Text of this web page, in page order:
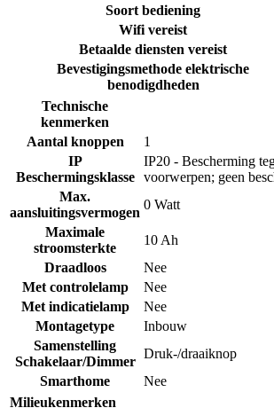
Soort bediening
Wifi vereist
Betaalde diensten vereist
Bevestigingsmethode elektrische
benodigdheden
Technische
kenmerken
Aantal knoppen
1
IP
Beschermingsklasse
IP20 - Bescherming
voorwerpen; geen
Max.
aansluitingsvermogen
0 Watt
Maximale
stroomsterkte
10 Ah
Draadloos
Nee
Met controlelamp
Nee
Met indicatielamp
Nee
Montagetype
Inbouw
Samenstelling
Schakelaar/Dimmer
Druk-/draaiknop
Smarthome
Nee
Milieukenmerken